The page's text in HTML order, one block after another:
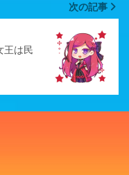
次の記事
王は民